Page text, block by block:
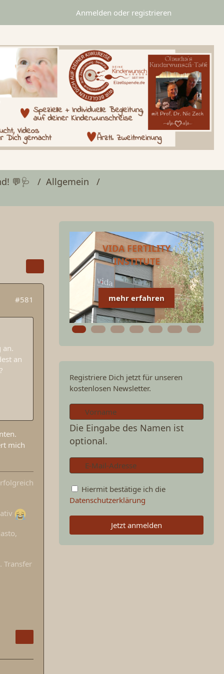
Anmelden oder registrieren
💬🩺
Allgemein
#581
an.
an
mich
Transfer
VIDA FERTILITY
INSTITUTE
mehr erfahren
Registriere Dich jetzt für unseren
kostenlosen Newsletter.
Die Eingabe des Namen ist
optional.
Hiermit bestätige ich die
Datenschutzerklärung
Jetzt anmelden